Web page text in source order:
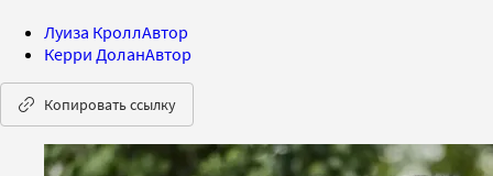
Луиза КроллАвтор
Керри ДоланАвтор
Копировать ссылку